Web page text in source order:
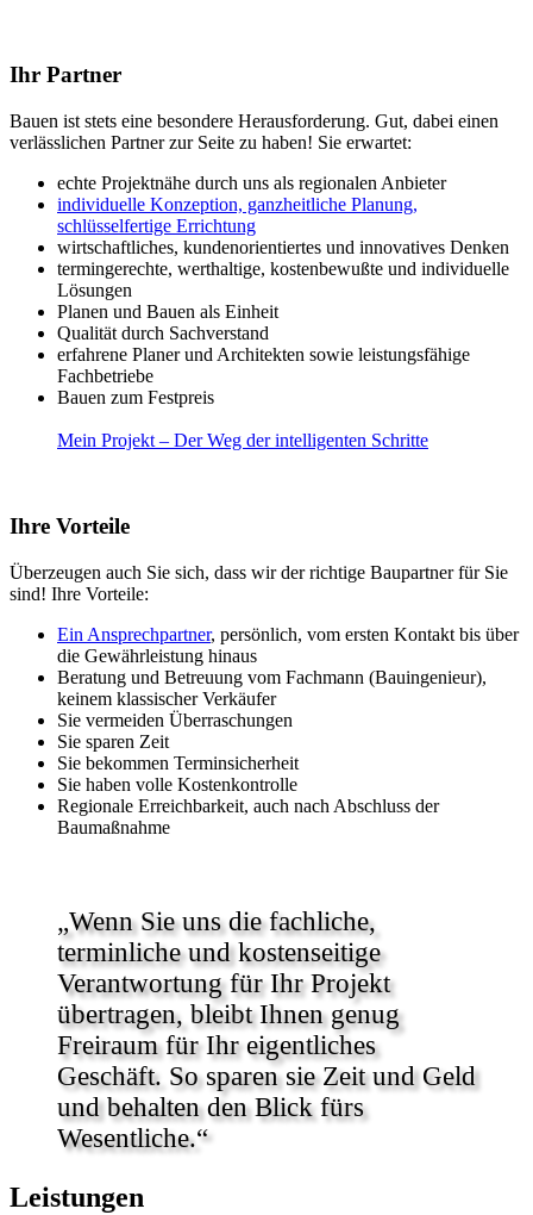
Ihr Partner
Bauen ist stets eine besondere Herausforderung. Gut, dabei einen
verlässlichen Partner zur Seite zu haben! Sie erwartet:
echte Projektnähe durch uns als regionalen Anbieter
individuelle Konzeption, ganzheitliche Planung,
schlüsselfertige Errichtung
wirtschaftliches, kundenorientiertes und innovatives Denken
termingerechte, werthaltige, kostenbewußte und individuelle
Lösungen
Planen und Bauen als Einheit
Qualität durch Sachverstand
erfahrene Planer und Architekten sowie leistungsfähige
Fachbetriebe
Bauen zum Festpreis
Mein Projekt – Der Weg der intelligenten Schritte
Ihre Vorteile
Überzeugen auch Sie sich, dass wir der richtige Baupartner für Sie
sind! Ihre Vorteile:
Ein Ansprechpartner, persönlich, vom ersten Kontakt bis über
die Gewährleistung hinaus
Beratung und Betreuung vom Fachmann (Bauingenieur),
keinem klassischer Verkäufer
Sie vermeiden Überraschungen
Sie sparen Zeit
Sie bekommen Terminsicherheit
Sie haben volle Kostenkontrolle
Regionale Erreichbarkeit, auch nach Abschluss der
Baumaßnahme
„Wenn Sie uns die fachliche,
terminliche und kostenseitige
Verantwortung für Ihr Projekt
übertragen, bleibt Ihnen genug
Freiraum für Ihr eigentliches
Geschäft. So sparen sie Zeit und Geld
und behalten den Blick fürs
Wesentliche.“
Leistungen